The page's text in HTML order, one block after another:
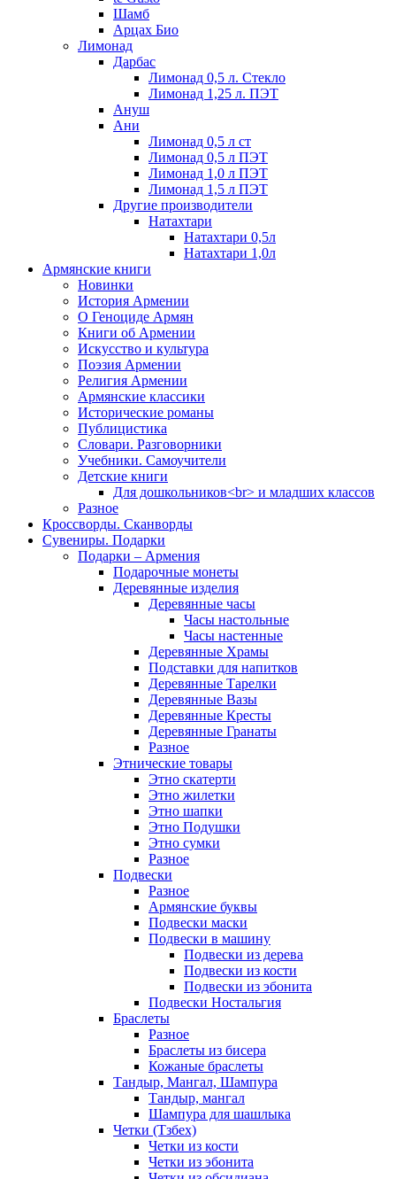
Шамб
Арцах Био
Лимонад
Дарбас
Лимонад 0,5 л. Стекло
Лимонад 1,25 л. ПЭТ
Ануш
Ани
Лимонад 0,5 л ст
Лимонад 0,5 л ПЭТ
Лимонад 1,0 л ПЭТ
Лимонад 1,5 л ПЭТ
Другие производители
Натахтари
Натахтари 0,5л
Натахтари 1,0л
Армянские книги
Новинки
История Армении
О Геноциде Армян
Книги об Армении
Иcкусство и культура
Поэзия Армении
Религия Армении
Армянские классики
Исторические романы
Публицистика
Словари. Разговорники
Учебники. Самоучители
Детские книги
Для дошкольников<br> и младших классов
Разное
Кроссворды. Сканворды
Сувениры. Подарки
Подарки – Армения
Подарочные монеты
Деревянные изделия
Деревянные часы
Часы настольные
Часы настенные
Деревянные Храмы
Подставки для напитков
Деревянные Тарелки
Деревянные Вазы
Деревянные Кресты
Деревянные Гранаты
Разное
Этнические товары
Этно скатерти
Этно жилетки
Этно шапки
Этно Подушки
Этно сумки
Разное
Подвески
Разное
Армянские буквы
Подвески маски
Подвески в машину
Подвески из дерева
Подвески из кости
Подвески из эбонита
Подвески Ностальгия
Браслеты
Разное
Браслеты из бисера
Кожаные браслеты
Тандыр, Мангал, Шампура
Тандыр, мангал
Шампура для шашлыка
Четки (Тзбех)
Четки из кости
Четки из эбонита